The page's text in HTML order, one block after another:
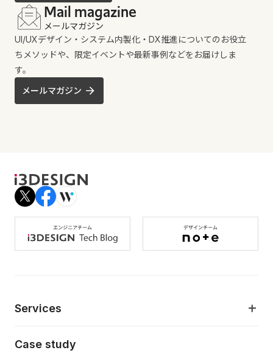
Mail magazine
メールマガジン
UI/UXデザイン・システム内製化・DX推進についてのお役立
ちメソッドや、限定イベントや最新事例などをお届けしま
す。
メールマガジン
Services
Case study